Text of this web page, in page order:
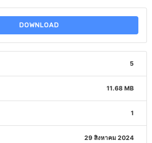
DOWNLOAD
5
11.68 MB
1
29 สิงหาคม 2024